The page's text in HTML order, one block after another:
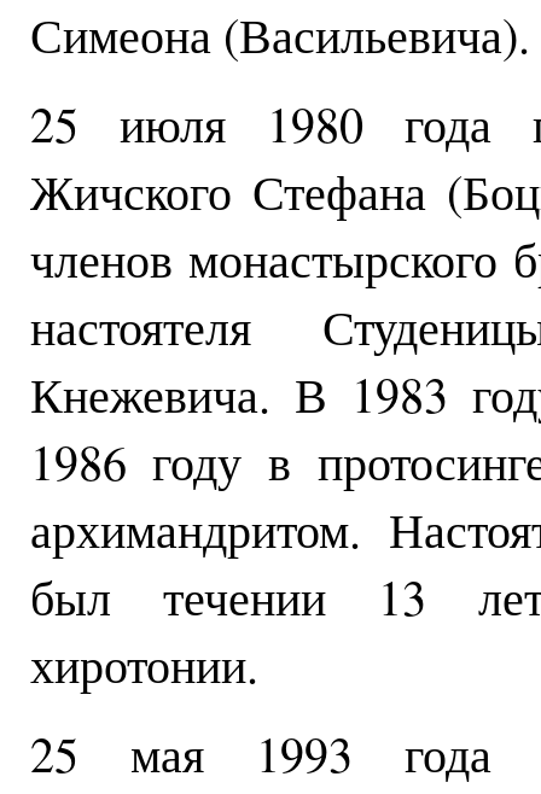
Симеона (Васильевича).
25 июля 1980 года
Жичского Стефана
членов монастырского
настоятеля
Кнежевича. В 1983
1986 году в
архимандритом.
был течении 13
хиротонии.
25 мая 1993 года